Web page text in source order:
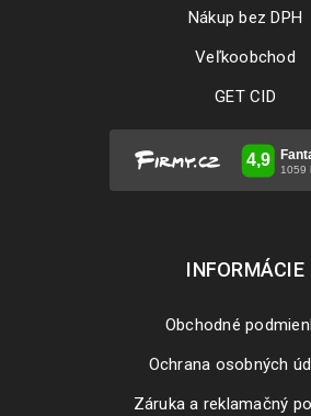
Nákup bez DPH
Veľkoobchod
GET CID
INFORMÁCIE
Obchodné
Ochrana osobných
Záruka a reklamačný